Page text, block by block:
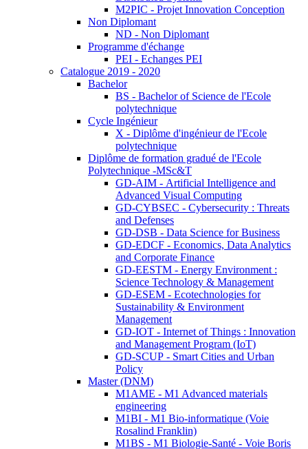
M2PIC - Projet Innovation Conception
Non Diplomant
ND - Non Diplomant
Programme d'échange
PEI - Echanges PEI
Catalogue 2019 - 2020
Bachelor
BS - Bachelor of Science de l'Ecole
polytechnique
Cycle Ingénieur
X - Diplôme d'ingénieur de l'Ecole
polytechnique
Diplôme de formation gradué de l'Ecole
Polytechnique -MSc&T
GD-AIM - Artificial Intelligence and
Advanced Visual Computing
GD-CYBSEC - Cybersecurity : Threats
and Defenses
GD-DSB - Data Science for Business
GD-EDCF - Economics, Data Analytics
and Corporate Finance
GD-EESTM - Energy Environment :
Science Technology & Management
GD-ESEM - Ecotechnologies for
Sustainability & Environment
Management
GD-IOT - Internet of Things : Innovation
and Management Program (IoT)
GD-SCUP - Smart Cities and Urban
Policy
Master (DNM)
M1AME - M1 Advanced materials
engineering
M1BI - M1 Bio-informatique (Voie
Rosalind Franklin)
M1BS - M1 Biologie-Santé - Voie Boris